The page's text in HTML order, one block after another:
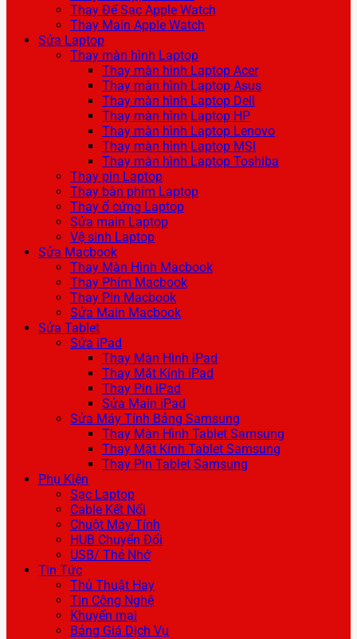
Thay Đế Sạc Apple Watch
Thay Main Apple Watch
Sửa Laptop
Thay màn hình Laptop
Thay màn hình Laptop Acer
Thay màn hình Laptop Asus
Thay màn hình Laptop Dell
Thay màn hình Laptop HP
Thay màn hình Laptop Lenovo
Thay màn hình Laptop MSI
Thay màn hình Laptop Toshiba
Thay pin Laptop
Thay bàn phím Laptop
Thay ổ cứng Laptop
Sửa main Laptop
Vệ sinh Laptop
Sửa Macbook
Thay Màn Hình Macbook
Thay Phím Macbook
Thay Pin Macbook
Sửa Main Macbook
Sửa Tablet
Sửa iPad
Thay Màn Hình iPad
Thay Mặt Kính iPad
Thay Pin iPad
Sửa Main iPad
Sửa Máy Tính Bảng Samsung
Thay Màn Hình Tablet Samsung
Thay Mặt Kính Tablet Samsung
Thay Pin Tablet Samsung
Phụ Kiện
Sạc Laptop
Cable Kết Nối
Chuột Máy Tính
HUB Chuyển Đổi
USB/ Thẻ Nhớ
Tin Tức
Thủ Thuật Hay
Tin Công Nghệ
Khuyến mại
Bảng Giá Dịch Vụ